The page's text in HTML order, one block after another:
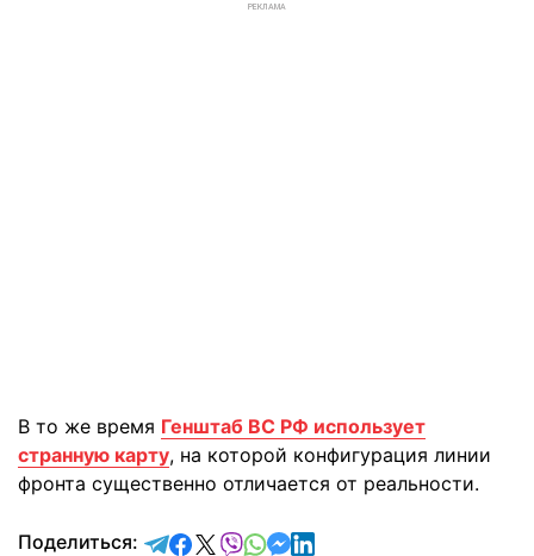
РЕКЛАМА
В то же время Генштаб ВС РФ использует
странную карту, на которой конфигурация линии
фронта существенно отличается от реальности.
Поделиться: отправить в Telegram
поделиться в Facebook
поделиться в X
отправить в Viber
отправить в Whatsapp
отправить в Messenger
отправить в LinkedIn